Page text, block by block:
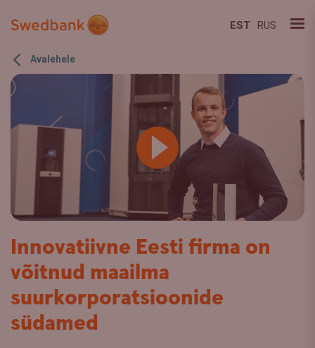
EST RUS
Avalehele
Innovatiivne Eesti firma on
võitnud maailma
suurkorporatsioonide
südamed